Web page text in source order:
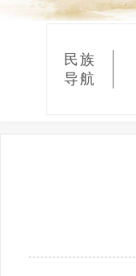
民族
导航